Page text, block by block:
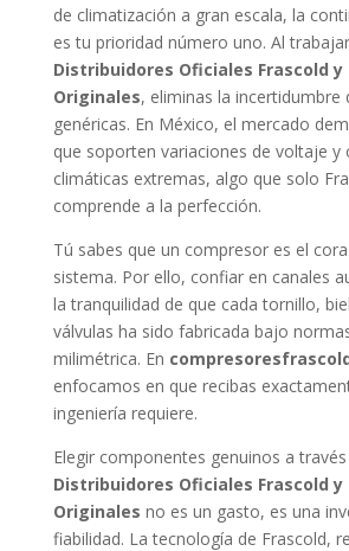
de climatización a gran escala, la
es tu prioridad número uno. Al
Distribuidores Oficiales Frascold y
Originales, eliminas la incertidumbre
genéricas. En México, el mercado
que soporten variaciones de voltaje y
climáticas extremas, algo que solo
comprende a la perfección.
Tú sabes que un compresor es el
sistema. Por ello, confiar en canales
la tranquilidad de que cada tornillo,
válvulas ha sido fabricada bajo
milimétrica. En
enfocamos en que recibas
ingeniería requiere.
Elegir componentes genuinos a
Distribuidores Oficiales Frascold y
Originales no es un gasto, es una
fiabilidad. La tecnología de Frascold,